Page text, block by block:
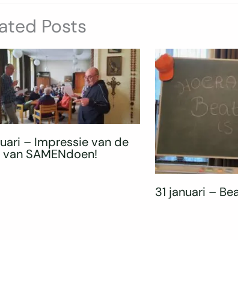
Posts
– Impressie van de
SAMENdoen!
31 januari –